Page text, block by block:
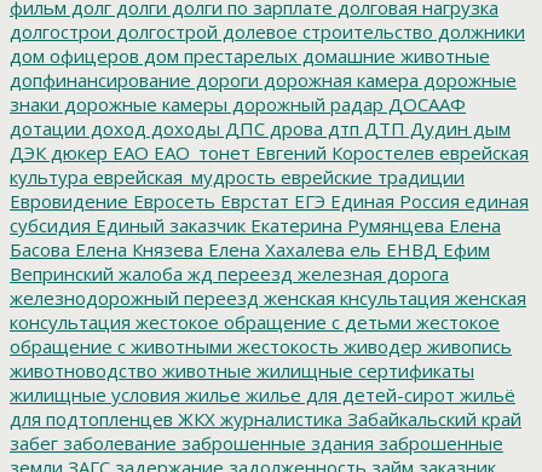
фильм долг долги долги по зарплате долговая нагрузка
долгострои долгострой долевое строительство должники
дом офицеров дом престарелых домашние животные
допфинансирование дороги дорожная камера дорожные
знаки дорожные камеры дорожный радар ДОСААФ
дотации доход доходы ДПС дрова дтп ДТП Дудин дым
ДЭК дюкер ЕАО ЕАО_тонет Евгений Коростелев еврейская
культура еврейская_мудрость еврейские традиции
Евровидение Евросеть Еврстат ЕГЭ Единая Россия единая
субсидия Единый заказчик Екатерина Румянцева Елена
Басова Елена Князева Елена Хахалева ель ЕНВД Ефим
Вепринский жалоба жд переезд железная дорога
железнодорожный переезд женская кнсультация женская
консультация жестокое обращение с детьми жестокое
обращение с животными жестокость живодер живопись
животноводство животные жилищные сертификаты
жилищные условия жилье жилье для детей-сирот жильё
для подтопленцев ЖКХ журналистика Забайкальский край
забег заболевание заброшенные здания заброшенные
земли ЗАГС задержание задолженность займ заказник